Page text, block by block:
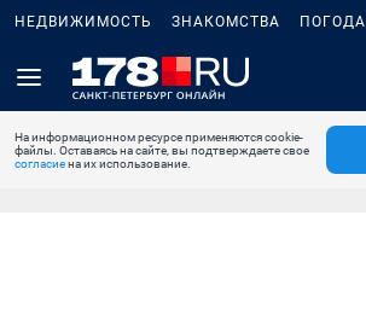
НЕДВИЖИМОСТЬ ЗНАКОМСТВА ПОГОДА
На информационном ресурсе применяются cookie-
файлы. Оставаясь на сайте, вы подтверждаете свое
согласиена их использование.